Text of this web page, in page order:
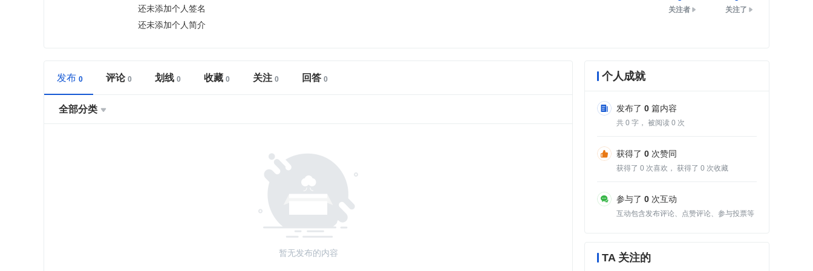
还未添加个人签名
还未添加个人简介
关注者 关注了
发布 评论 划线 收藏 关注 回答
全部分类 
暂无发布的内容
个人成就
发布了 0 篇内容
共 0 字， 被阅读 0 次
获得了 0 次赞同
获得了 0 次喜欢， 获得了 0 次收藏
参与了 0 次互动
互动包含发布评论、点赞评论、参与投票等
TA 关注的